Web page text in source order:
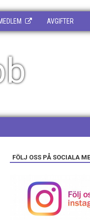
AVGIFTER
FÖLJ OSS PÅ SOCIALA